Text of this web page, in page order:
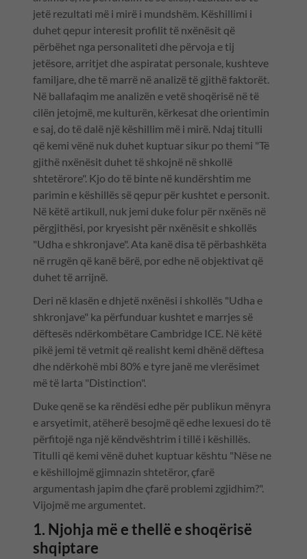
jetë rezultati më i mirë i mundshëm. Këshillimi i
duhet qepur interesit profilit të nxënësit që
përbëhet nga personaliteti dhe përvoja e tij
jetësore, arritjet dhe aspiratat personale, kushteve
familjare, dhe të marrë në analizë të gjithë faktorët.
Në ballafaqim me analizën e vetë shoqërisë në të
cilën jetojmë, me kulturën, kërkesat dhe orientimin
e saj, do të dalë një këshillim më i mirë. Ndaj titulli
që kemi vënë nuk duhet kuptuar sikur po themi "Të
gjithë nxënësit duhet të shkojnë në shkollë
shtetërore". Kjo do të binte në kundërshtim me
parimin e këshillës së qepur për kushtet e personit.
Në këtë artikull, nuk jemi duke folur për nxënës në
përgjithësi, por kryesisht për nxënësit e shkollës
"Udha e shkronjave". Ata kanë disa të përbashkëta
në rrugën që kanë bërë, por edhe në objektivat që
duhet të arrijnë.
Deri në klasën e dhjetë nxënësi i shkollës "Udha e
shkronjave" ka përfunduar kushtet e marrjes së
dëftesës ndërkombëtare Cambridge ICE. Në këtë
pikë jemi të vetmit që realisht kemi dhënë dëftesa
dhe ndërkohë mbi 80% e tyre janë me vlerësimet
më të larta "Distinction".
Duke qenë se ka rëndësi edhe për publikun mënyra
e arsyetimit, atëherë besojmë që edhe lexuesi do të
përfitojë nga një këndvështrim i tillë i këshillës.
Titulli që kemi vënë duhet kuptuar kështu "Nëse ne
e këshillojmë gjimnazin shtetëror, çfarë
argumentash japim dhe çfarë problemi zgjidhim?".
Vijojmë me argumentet.
1. Njohja më e thellë e shoqërisë
shqiptare